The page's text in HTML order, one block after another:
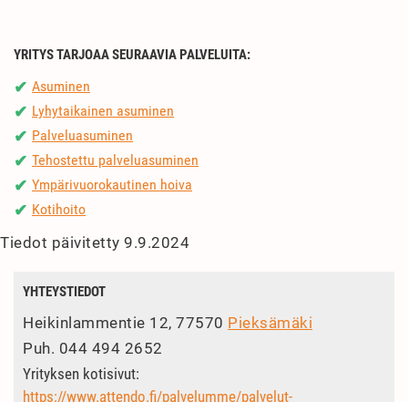
YRITYS TARJOAA SEURAAVIA PALVELUITA:
✔ Asuminen
✔ Lyhytaikainen asuminen
✔ Palveluasuminen
✔ Tehostettu palveluasuminen
✔ Ympärivuorokautinen hoiva
✔ Kotihoito
Tiedot päivitetty 9.9.2024
YHTEYSTIEDOT
Heikinlammentie 12, 77570 Pieksämäki
Puh. 044 494 2652
Yrityksen kotisivut:
https://www.attendo.fi/palvelumme/palvelut-